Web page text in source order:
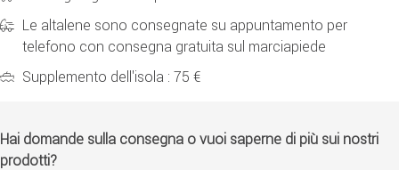
Le altalene sono consegnate su appuntamento per
telefono con consegna gratuita sul marciapiede
Supplemento dell'isola : 75 €
Hai domande sulla consegna o vuoi saperne di più sui nostri
prodotti?